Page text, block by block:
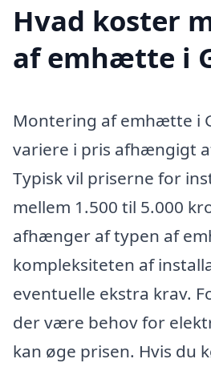
Hvad koster
af emhætte i
Montering af emhætte i
variere i pris afhængigt
Typisk vil priserne for
mellem 1.500 til 5.000
afhænger af typen af
kompleksiteten af
eventuelle ekstra krav.
der være behov for
kan øge prisen. Hvis du